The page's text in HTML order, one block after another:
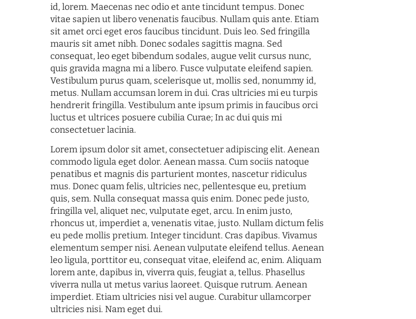
id, lorem. Maecenas nec odio et ante tincidunt tempus. Donec
vitae sapien ut libero venenatis faucibus. Nullam quis ante. Etiam
sit amet orci eget eros faucibus tincidunt. Duis leo. Sed fringilla
mauris sit amet nibh. Donec sodales sagittis magna. Sed
consequat, leo eget bibendum sodales, augue velit cursus nunc,
quis gravida magna mi a libero. Fusce vulputate eleifend sapien.
Vestibulum purus quam, scelerisque ut, mollis sed, nonummy id,
metus. Nullam accumsan lorem in dui. Cras ultricies mi eu turpis
hendrerit fringilla. Vestibulum ante ipsum primis in faucibus orci
luctus et ultrices posuere cubilia Curae; In ac dui quis mi
consectetuer lacinia.
Lorem ipsum dolor sit amet, consectetuer adipiscing elit. Aenean
commodo ligula eget dolor. Aenean massa. Cum sociis natoque
penatibus et magnis dis parturient montes, nascetur ridiculus
mus. Donec quam felis, ultricies nec, pellentesque eu, pretium
quis, sem. Nulla consequat massa quis enim. Donec pede justo,
fringilla vel, aliquet nec, vulputate eget, arcu. In enim justo,
rhoncus ut, imperdiet a, venenatis vitae, justo. Nullam dictum felis
eu pede mollis pretium. Integer tincidunt. Cras dapibus. Vivamus
elementum semper nisi. Aenean vulputate eleifend tellus. Aenean
leo ligula, porttitor eu, consequat vitae, eleifend ac, enim. Aliquam
lorem ante, dapibus in, viverra quis, feugiat a, tellus. Phasellus
viverra nulla ut metus varius laoreet. Quisque rutrum. Aenean
imperdiet. Etiam ultricies nisi vel augue. Curabitur ullamcorper
ultricies nisi. Nam eget dui.